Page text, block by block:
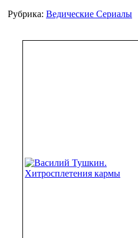
Рубрика: Ведические Сериалы